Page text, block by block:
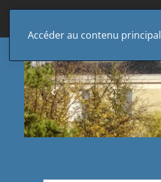
Accéder au contenu principal